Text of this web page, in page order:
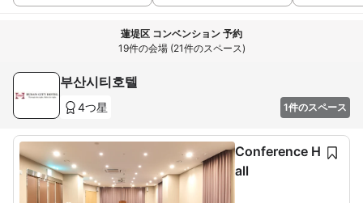
蓮堤区 コンベンション 予約
19件の会場 (21件のスペース)
부산시티호텔
4つ星 1件のスペース
Conference H
all